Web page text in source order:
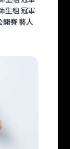
生組 冠軍
開賽 藝人